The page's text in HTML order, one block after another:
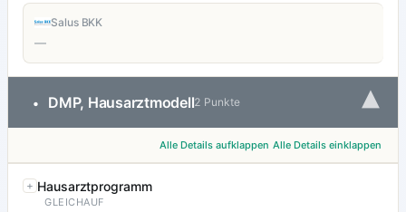
Salus BKK
—
• DMP, Hausarztmodell2 Punkte ▾
Alle Details aufklappen Alle Details einklappen
Hausarztprogramm
GLEICHAUF